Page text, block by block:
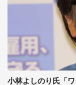
小林よしのり氏「